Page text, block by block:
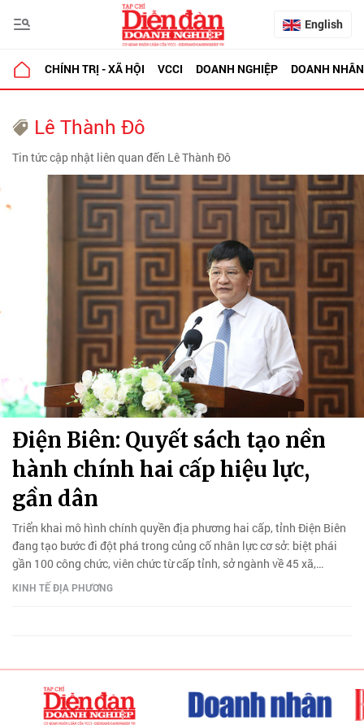
English
CHÍNH TRỊ - XÃ HỘI VCCI DOANH NGHIỆP DOANH NHÂN
Lê Thành Đô
Tin tức cập nhật liên quan đến Lê Thành Đô
Điện Biên: Quyết sách tạo nền
hành chính hai cấp hiệu lực,
gần dân
Triển khai mô hình chính quyền địa phương hai cấp, tỉnh Điện Biên
đang tạo bước đi đột phá trong củng cố nhân lực cơ sở: biệt phái
gần 100 công chức, viên chức từ cấp tỉnh, sở ngành về 45 xã,
phường.
KINH TẾ ĐỊA PHƯƠNG